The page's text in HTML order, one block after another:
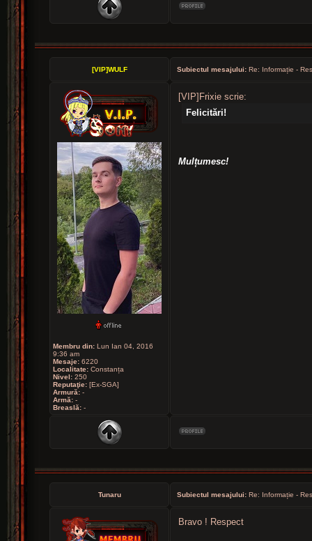
[VIP]WULF Subiectul mesajului: Re: Informație -
Membru din: Lun Ian 04, 2016
9:36 am
Mesaje: 6220
Localitate: Constanța
Nivel: 250
Reputaţie: [Ex-SGA]
Armură: -
Armă: -
Breaslă: -
[VIP]Frixie scrie:
Felicitări!
Mulțumesc!
Tunaru Subiectul mesajului: Re: Informație -
Bravo ! Respect